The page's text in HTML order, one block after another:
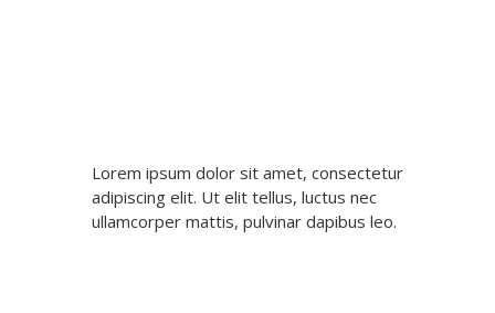
Lorem ipsum dolor sit amet, consectetur
adipiscing elit. Ut elit tellus, luctus nec
ullamcorper mattis, pulvinar dapibus leo.